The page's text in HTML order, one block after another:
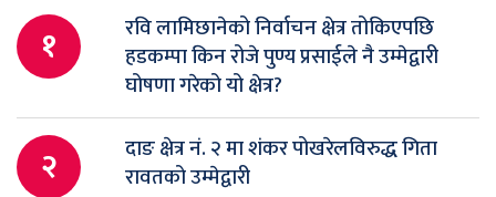
१
रवि लामिछानेको निर्वाचन क्षेत्र तोकिएपछि
हडकम्पा किन रोजे पुण्य प्रसाईले नै उम्मेद्वारी
घोषणा गरेको यो क्षेत्र?
२
दाङ क्षेत्र नं. २ मा शंकर पोखरेलविरुद्ध गिता
रावतको उम्मेद्वारी